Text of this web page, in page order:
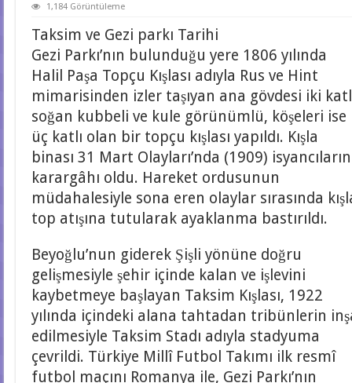
1,184 Görüntüleme
Taksim ve Gezi parkı Tarihi
Gezi Parkı’nın bulunduğu yere 1806 yılında
Halil Paşa Topçu Kışlası adıyla Rus ve Hint
mimarisinden izler taşıyan ana gövdesi iki
soğan kubbeli ve kule görünümlü, köşeleri ise
üç katlı olan bir topçu kışlası yapıldı. Kışla
binası 31 Mart Olayları’nda (1909) isyancıların
karargâhı oldu. Hareket ordusunun
müdahalesiyle sona eren olaylar sırasında
top atışına tutularak ayaklanma bastırıldı.
Beyoğlu’nun giderek Şişli yönüne doğru
gelişmesiyle şehir içinde kalan ve işlevini
kaybetmeye başlayan Taksim Kışlası, 1922
yılında içindeki alana tahtadan tribünlerin
edilmesiyle Taksim Stadı adıyla stadyuma
çevrildi. Türkiye Millî Futbol Takımı ilk resmî
futbol maçını Romanya ile, Gezi Parkı’nın